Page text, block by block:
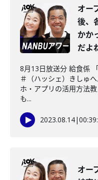
オー
後、
かか
だよ
8月13日放送分 給食係
＃（ハッシェ）きしゅ
ホ・アプリの活用方法
も...
2023.08.14|
オー